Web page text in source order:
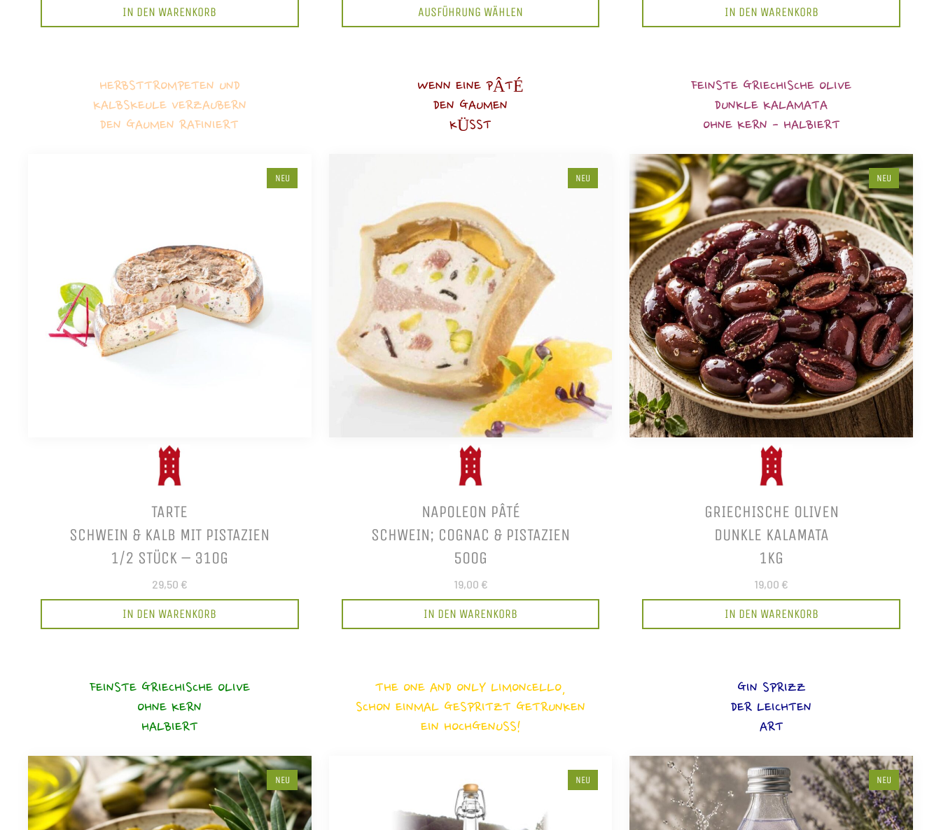
IN DEN WARENKORB AUSFÜHRUNG WÄHLEN IN DEN WARENKORB
HERBSTTROMPETEN UND
KALBSKEULE VERZAUBERN
DEN GAUMEN RAFINIERT
NEU
TARTE
SCHWEIN & KALB MIT PISTAZIEN
1/2 STÜCK – 310G
29,50 €
IN DEN WARENKORB
WENN EINE PÂTÉ
DEN GAUMEN
KÜSST
NEU
NAPOLEON PÂTÉ
SCHWEIN; COGNAC & PISTAZIEN
500G
19,00 €
IN DEN WARENKORB
FEINSTE GRIECHISCHE OLIVE
DUNKLE KALAMATA
OHNE KERN - HALBIERT
NEU
GRIECHISCHE OLIVEN
DUNKLE KALAMATA
1KG
19,00 €
IN DEN WARENKORB
FEINSTE GRIECHISCHE OLIVE
OHNE KERN
HALBIERT
NEU
THE ONE AND ONLY LIMONCELLO,
SCHON EINMAL GESPRITZT GETRUNKEN
EIN HOCHGENUSS!
NEU
GIN SPRIZZ
DER LEICHTEN
ART
NEU